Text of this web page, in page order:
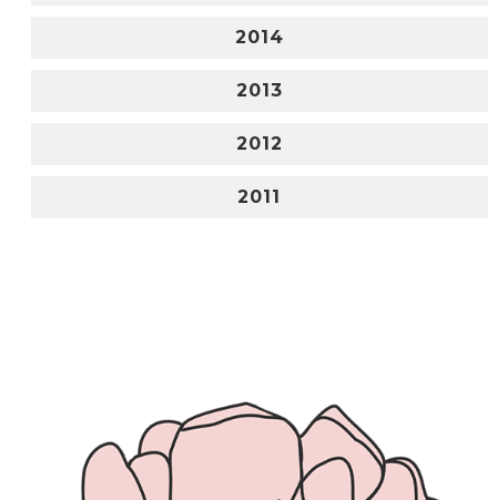
2014
2013
2012
2011